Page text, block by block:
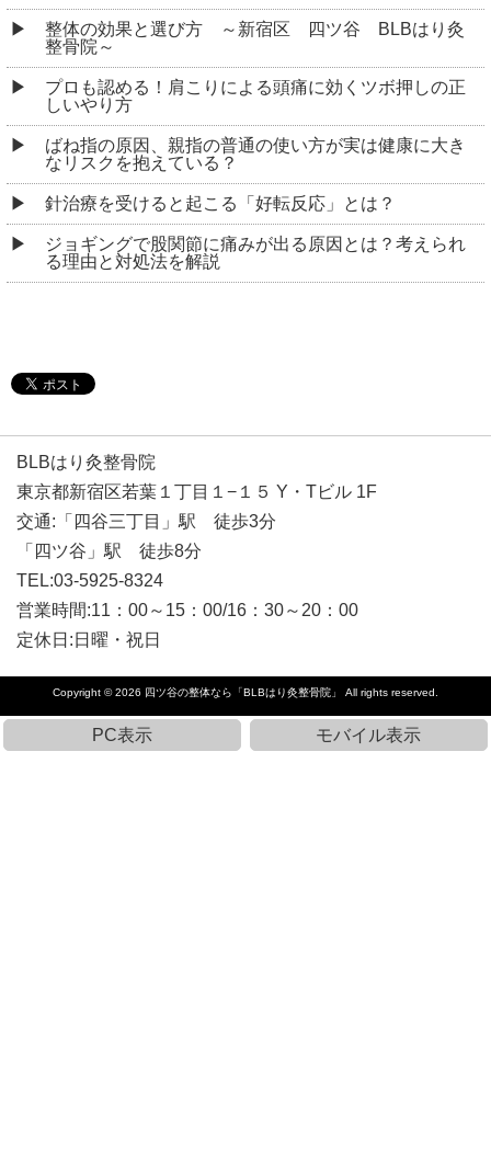
整体の効果と選び方 ～新宿区 四ツ谷 BLBはり灸
整骨院～
プロも認める！肩こりによる頭痛に効くツボ押しの正
しいやり方
ばね指の原因、親指の普通の使い方が実は健康に大き
なリスクを抱えている？
針治療を受けると起こる「好転反応」とは？
ジョギングで股関節に痛みが出る原因とは？考えられ
る理由と対処法を解説
BLBはり灸整骨院
東京都新宿区若葉１丁目１−１５ Y・Tビル 1F
交通:「四谷三丁目」駅 徒歩3分
「四ツ谷」駅 徒歩8分
TEL:03-5925-8324
営業時間:11：00～15：00/16：30～20：00
定休日:日曜・祝日
Copyright © 2026 四ツ谷の整体なら「BLBはり灸整骨院」 All rights reserved.
PC表示 モバイル表示